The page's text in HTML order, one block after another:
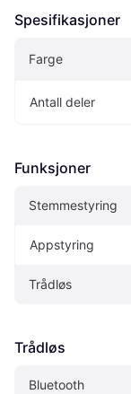
Spesifikasjoner
Farge
Antall deler
Funksjoner
Stemmestyring
Appstyring
Trådløs
Trådløs
Bluetooth